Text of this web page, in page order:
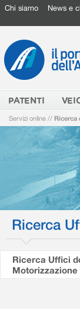
Chi siamo News e
PATENTI
Servizi online // Ricerca
Ricerca
Ricerca Uffici
Motorizzazione